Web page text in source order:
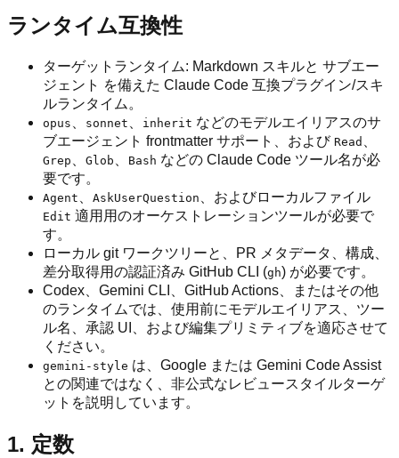
ランタイム互換性
ターゲットランタイム: Markdown スキルと サブエー
ジェント を備えた Claude Code 互換プラグイン/スキ
ルランタイム。
opus sonnet inherit などのモデルエイリアスのサ
ブエージェント frontmatter サポート、および Read
Grep Glob Bash などの Claude Code ツール名が必
要です。
Agent AskUserQuestion 、およびローカルファイル
Edit 適用用のオーケストレーションツールが必要で
す。
ローカル git ワークツリーと、PR メタデータ、構成、
差分取得用の認証済み GitHub CLI (gh) が必要です。
Codex、Gemini CLI、GitHub Actions、またはその他
のランタイムでは、使用前にモデルエイリアス、ツー
ル名、承認 UI、および編集プリミティブを適応させて
ください。
gemini-style は、Google または Gemini Code Assist
との関連ではなく、非公式なレビュースタイルターゲ
ットを説明しています。
1. 定数